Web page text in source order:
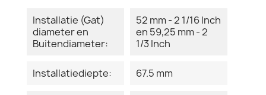
Installatie (Gat)
diameter en
Buitendiameter:
52 mm - 2 1/16 Inch
en 59,25 mm - 2
1/3 Inch
Installatiediepte: 67.5 mm